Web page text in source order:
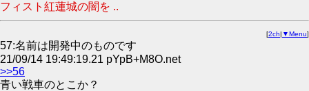
フィスト紅蓮城の闇を ..
[2ch| ▼Menu]
57:名前は開発中のものです
21/09/14 19:49:19.21 pYpB+M8O.net
>>56
青い戦車のとこか？